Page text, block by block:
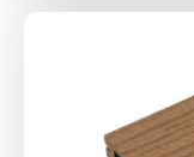
2300 ₴.
2042 ₴.